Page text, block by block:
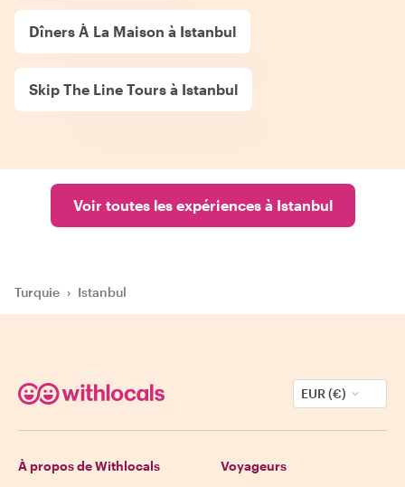
Dîners À La Maison à Istanbul
Skip The Line Tours à Istanbul
Voir toutes les expériences à Istanbul
Turquie › Istanbul
EUR (€)
À propos de Withlocals Voyageurs